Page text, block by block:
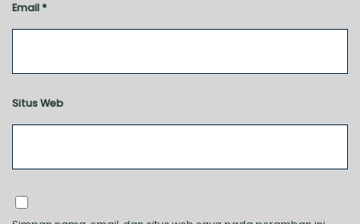
Email *
Situs Web